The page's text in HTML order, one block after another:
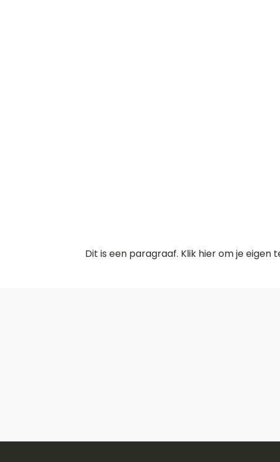
Dit is een paragraaf. Klik hier om je eigen